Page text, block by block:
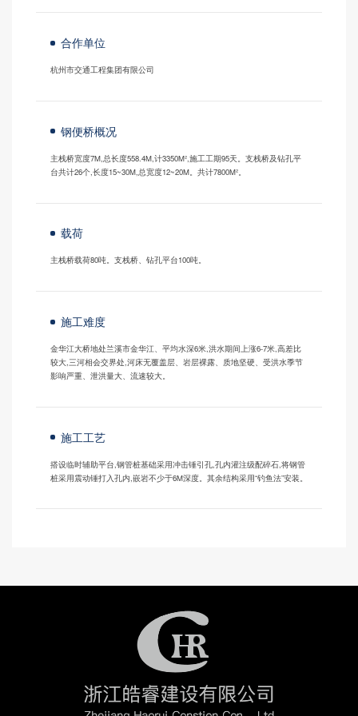
合作单位
杭州市交通工程集团有限公司
钢便桥概况
主栈桥宽度7M,总长度558.4M,计3350M²,施工工期95天。支栈桥及钻孔平
台共计26个,长度15~30M,总宽度12~20M。共计7800M²。
载荷
主栈桥载荷80吨。支栈桥、钻孔平台100吨。
施工难度
金华江大桥地处兰溪市金华江、平均水深6米,洪水期间上涨6-7米,高差比
较大,三河相会交界处,河床无覆盖层、岩层裸露、质地坚硬、受洪水季节
影响严重、泄洪量大、流速较大。
施工工艺
搭设临时辅助平台,钢管桩基础采用冲击锤引孔,孔内灌注级配碎石,将钢管
桩采用震动锤打入孔内,嵌岩不少于6M深度。其余结构采用“钓鱼法”安装。